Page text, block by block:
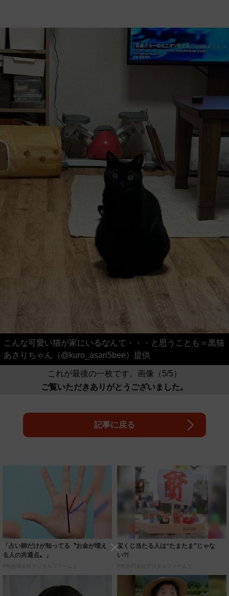
こんな可愛い猫が家にいるなんて・・・と思うことも＝黒猫
あさりちゃん（@kuro_asari5bee）提供
これが最後の一枚です。画像（5/5）
ご覧いただきありがとうございました。
記事に戻る
「占い師だけが知ってる〝お金が増え
る人の共通点〟」
PR(合同会社デジタルファーム )
宝くじ当たる人は“たまたま”じゃな
い?!
PR(合同会社デジタルファーム )